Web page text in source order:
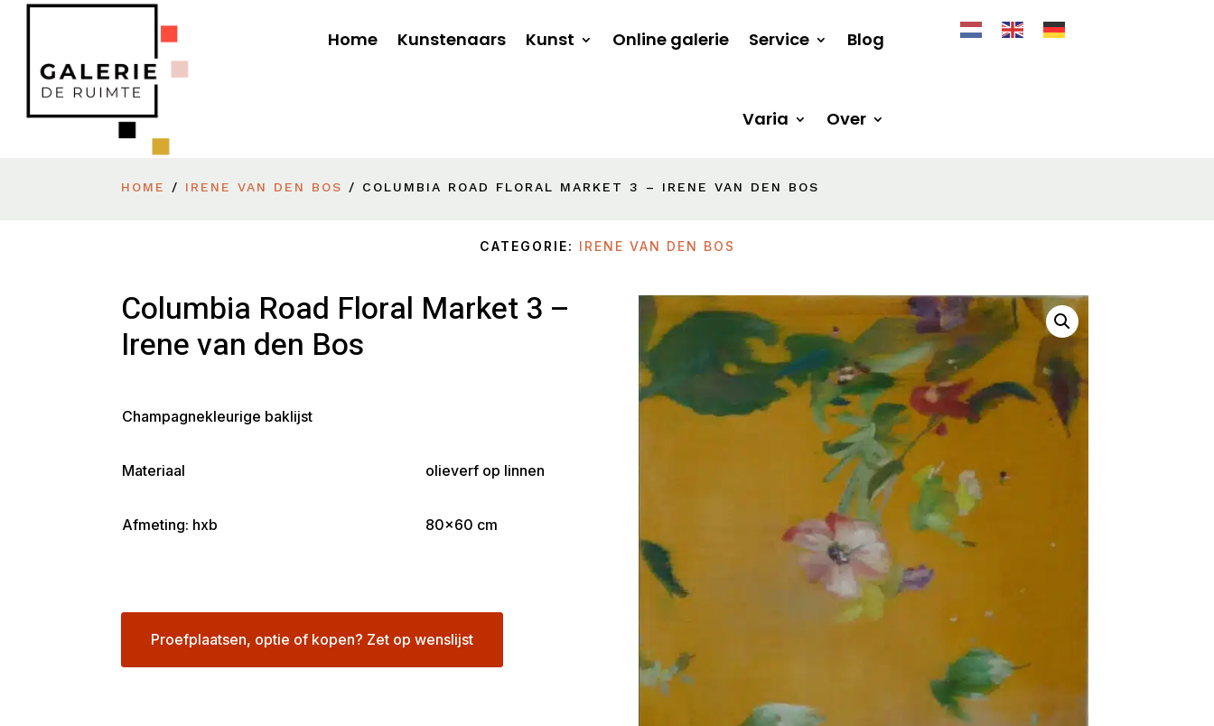
Home Kunstenaars Kunst Online galerie Service Blog
Varia Over
HOME / IRENE VAN DEN BOS / COLUMBIA ROAD FLORAL MARKET 3 – IRENE VAN DEN BOS
CATEGORIE: IRENE VAN DEN BOS
Columbia Road Floral Market 3 –
Irene van den Bos
Champagnekleurige baklijst
Materiaal olieverf op linnen
Afmeting: hxb 80×60 cm
Proefplaatsen, optie of kopen? Zet op wenslijst